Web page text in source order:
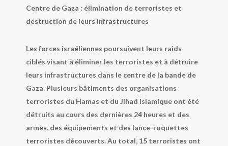
Centre de Gaza : élimination de terroristes et
destruction de leurs infrastructures
Les forces israéliennes poursuivent leurs raids
ciblés visant à éliminer les terroristes et à détruire
leurs infrastructures dans le centre de la bande de
Gaza. Plusieurs bâtiments des organisations
terroristes du Hamas et du Jihad islamique ont été
détruits au cours des dernières 24 heures et des
armes, des équipements et des lance-roquettes
terroristes découverts. Au total, 15 terroristes ont